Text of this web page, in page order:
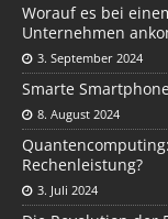
Worauf es bei
Unternehmen
3. September 2024
Smarte
8. August 2024
Rechenleistung?
3. Juli 2024